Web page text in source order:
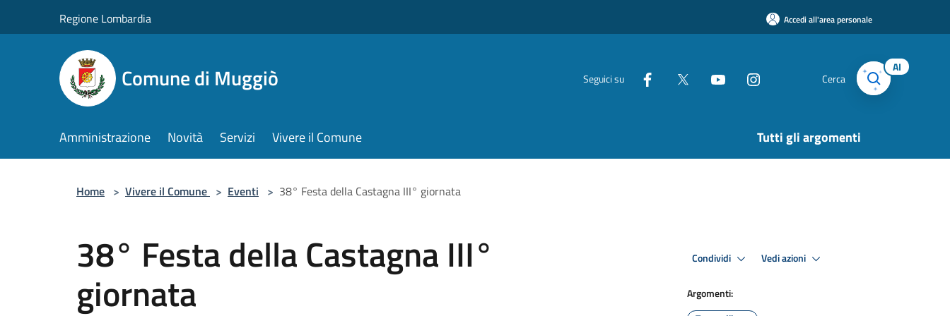
Regione Lombardia Accedi all'area personale
Comune di Muggiò Seguici su Cerca
AI
Amministrazione Novità Servizi Vivere il Comune Tutti gli argomenti
Home > Vivere il Comune > Eventi > 38° Festa della Castagna III° giornata
38° Festa della Castagna III°
giornata
Condividi Vedi azioni
Argomenti: